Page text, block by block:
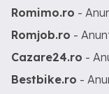
Romimo.ro -
Romjob.ro -
Cazare24.ro -
Bestbike.ro -